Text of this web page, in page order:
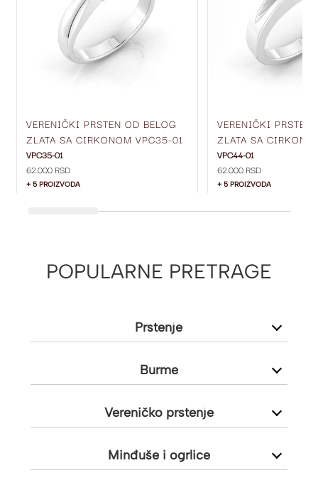
VERENIČKI PRSTEN OD BELOG
ZLATA SA CIRKONOM VPC35-01
VPC35-01
62.000 RSD
+ 5 PROIZVODA
VERENIČKI PRSTEN
ZLATA SA
VPC44-01
62.000 RSD
+ 5 PROIZVODA
POPULARNE PRETRAGE
Prstenje
Burme
Vereničko prstenje
Minđuše i ogrlice